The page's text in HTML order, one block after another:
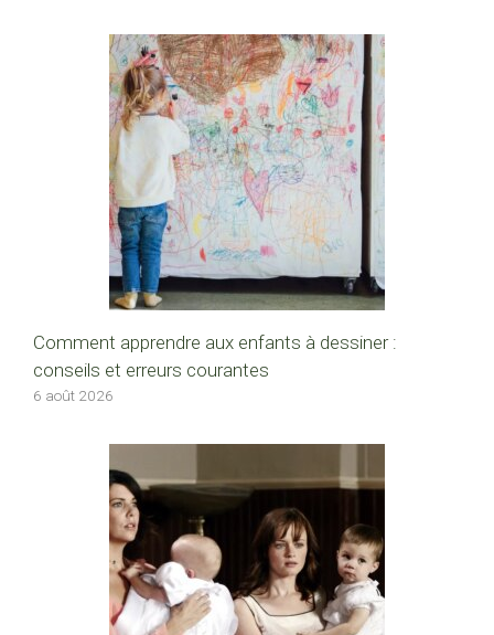
Comment apprendre aux enfants à dessiner :
conseils et erreurs courantes
6 août 2026